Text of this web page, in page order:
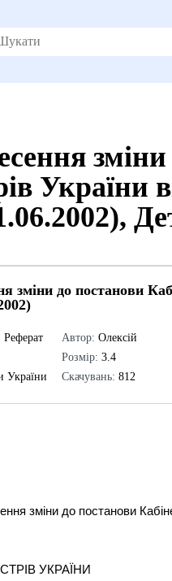
України
зміни до постанови
Реферат
України
Автор: Олексій
Розмір: 3.4
Скачувань: 812
зміни до постанови
УКРАЇНИ